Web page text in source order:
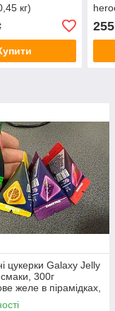
кг)
цукерки Galaxy Jelly
300г
желе в пірамідках,